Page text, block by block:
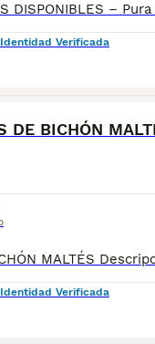
Identidad Verificada
DE BICHÓN
Identidad Verificada